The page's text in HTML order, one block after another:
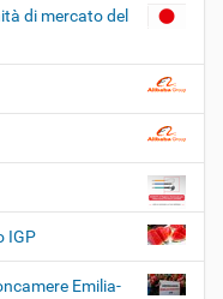
di mercato del
IGP
Emilia-